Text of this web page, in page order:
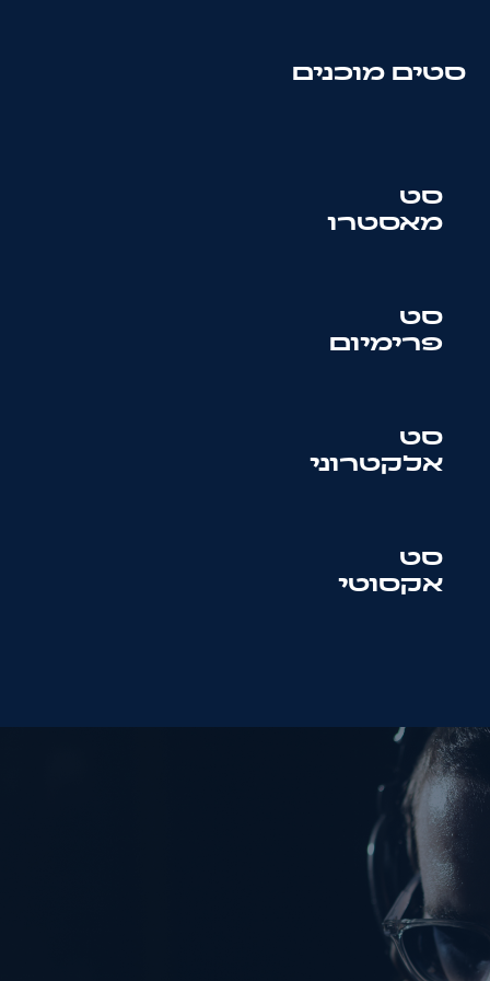
סטים מוכנים
סט
מאסטרו
סט
פרימיום
סט
אלקטרוני
סט
אקסוטי
סולטון + מוטיף
מייל: